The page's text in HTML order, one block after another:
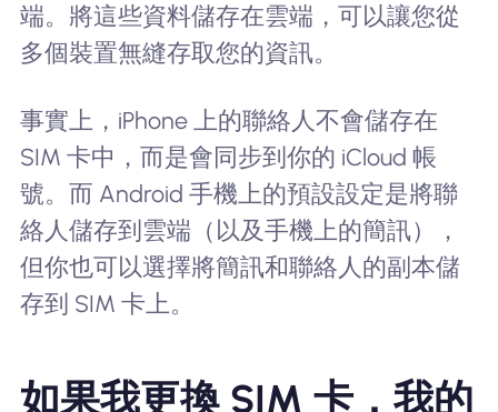
端。將這些資料儲存在雲端，可以讓您從
多個裝置無縫存取您的資訊。
事實上，iPhone 上的聯絡人不會儲存在
SIM 卡中，而是會同步到你的 iCloud 帳
號。而 Android 手機上的預設設定是將聯
絡人儲存到雲端（以及手機上的簡訊），
但你也可以選擇將簡訊和聯絡人的副本儲
存到 SIM 卡上。
如果我更換 SIM 卡，我的